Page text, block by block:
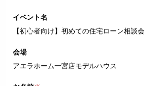
イベント名
【初心者向け】初めての住宅ローン相談会
会場
アエラホーム一宮店モデルハウス